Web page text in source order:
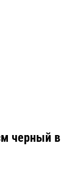
черный в